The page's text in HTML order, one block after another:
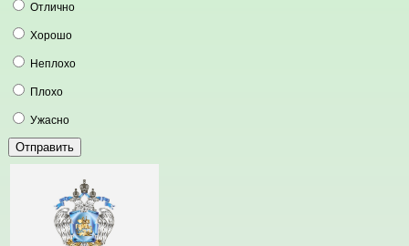
Отлично
Хорошо
Неплохо
Плохо
Ужасно